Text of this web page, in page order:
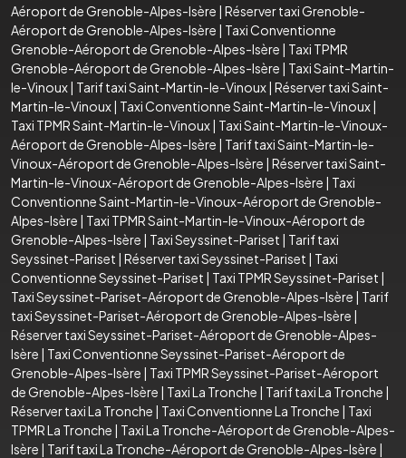
Aéroport de Grenoble-Alpes-Isère | Réserver taxi Grenoble-
Aéroport de Grenoble-Alpes-Isère | Taxi Conventionne
Grenoble-Aéroport de Grenoble-Alpes-Isère | Taxi TPMR
Grenoble-Aéroport de Grenoble-Alpes-Isère | Taxi Saint-Martin-
le-Vinoux| Tarif taxi Saint-Martin-le-Vinoux| Réserver taxi Saint-
Martin-le-Vinoux| Taxi Conventionne Saint-Martin-le-Vinoux|
Taxi TPMR Saint-Martin-le-Vinoux| Taxi Saint-Martin-le-Vinoux-
Aéroport de Grenoble-Alpes-Isère | Tarif taxi Saint-Martin-le-
Vinoux-Aéroport de Grenoble-Alpes-Isère | Réserver taxi Saint-
Martin-le-Vinoux-Aéroport de Grenoble-Alpes-Isère | Taxi
Conventionne Saint-Martin-le-Vinoux-Aéroport de Grenoble-
Alpes-Isère | Taxi TPMR Saint-Martin-le-Vinoux-Aéroport de
Grenoble-Alpes-Isère | Taxi Seyssinet-Pariset | Tarif taxi
Seyssinet-Pariset | Réserver taxi Seyssinet-Pariset | Taxi
Conventionne Seyssinet-Pariset | Taxi TPMR Seyssinet-Pariset |
Taxi Seyssinet-Pariset-Aéroport de Grenoble-Alpes-Isère | Tarif
taxi Seyssinet-Pariset-Aéroport de Grenoble-Alpes-Isère |
Réserver taxi Seyssinet-Pariset-Aéroport de Grenoble-Alpes-
Isère | Taxi Conventionne Seyssinet-Pariset-Aéroport de
Grenoble-Alpes-Isère | Taxi TPMR Seyssinet-Pariset-Aéroport
de Grenoble-Alpes-Isère | Taxi La Tronche | Tarif taxi La Tronche |
Réserver taxi La Tronche | Taxi Conventionne La Tronche | Taxi
TPMR La Tronche | Taxi La Tronche-Aéroport de Grenoble-Alpes-
Isère | Tarif taxi La Tronche-Aéroport de Grenoble-Alpes-Isère |